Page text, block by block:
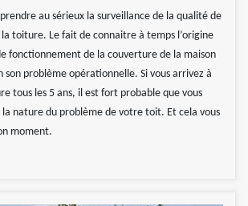
au sérieux la surveillance de la qualité de
toiture. Le fait de connaitre à temps l’origine
fonctionnement de la couverture de la maison
problème opérationnelle. Si vous arrivez à
tous les 5 ans, il est fort probable que vous
la nature du problème de votre toit. Et cela vous
moment.